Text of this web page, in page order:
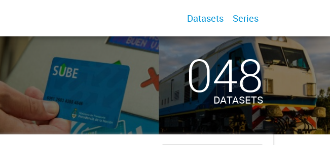
Datasets Series
048
DATASETS